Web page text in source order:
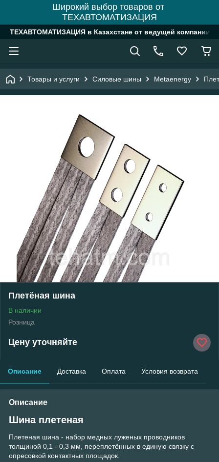
Широкий выбор товаров от
ТЕХАВТОМАТИЗАЦИЯ
ТЕХАВТОМАТИЗАЦИЯ в Казахстане от ведущей компании
Товары и услуги Силовые шины Metaenergy
Плетёная шина
В наличии
Розница
Цену уточняйте
Описание Доставка Оплата Условия возврата
Описание
Шина плетеная
Плетеная шина - набор медных луженых проводников
толщиной 0,1 - 0,3 мм, переплетённых в единую связку с
опресовкой контактных площадок.